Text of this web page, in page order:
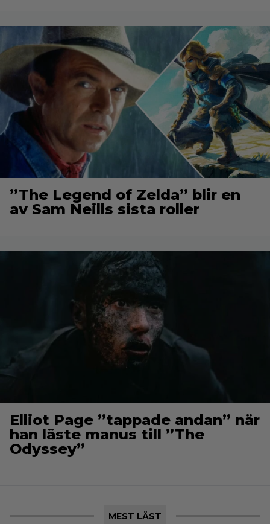
”The Legend of Zelda” blir en
av Sam Neills sista roller
Elliot Page ”tappade andan” när
han läste manus till ”The
Odyssey”
MEST LÄST